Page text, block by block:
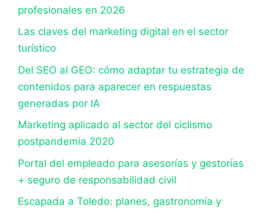
profesionales en 2026
Las claves del marketing digital en el sector
turístico
Del SEO al GEO: cómo adaptar tu estrategia de
contenidos para aparecer en respuestas
generadas por IA
Marketing aplicado al sector del ciclismo
postpandemia 2020
Portal del empleado para asesorías y gestorías
+ seguro de responsabilidad civil
Escapada a Toledo: planes, gastronomía y